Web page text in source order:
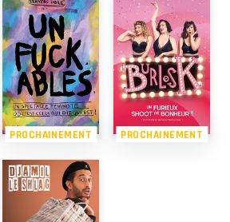
PROCHAINEMENT PROCHAINEMENT